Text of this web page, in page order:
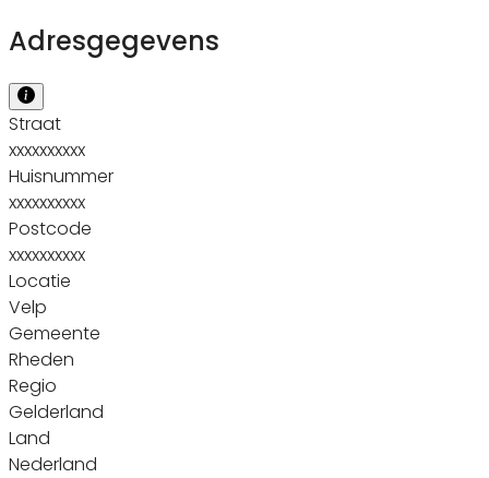
Adresgegevens
Straat
xxxxxxxxxx
Huisnummer
xxxxxxxxxx
Postcode
xxxxxxxxxx
Locatie
Velp
Gemeente
Rheden
Regio
Gelderland
Land
Nederland